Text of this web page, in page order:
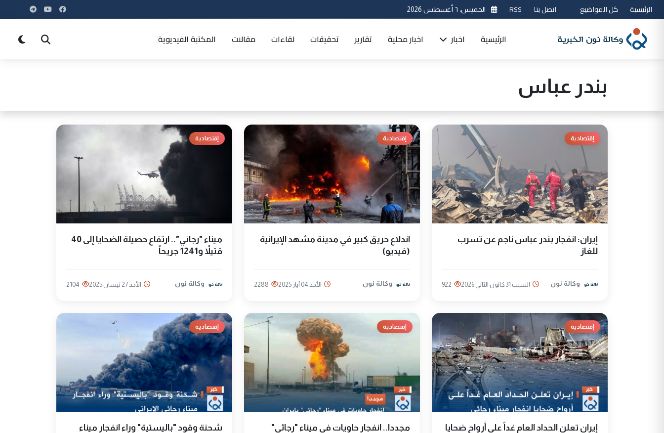
الرئيسية كل المواضيع اتصل بنا RSS الخميس، ٦ أغسطس 2026
الرئيسية اخبار اخبار محلية تقارير تحقيقات لقاءات مقالات المكتبة الفيديوية
بندر عباس
إقتصادية
إيران: انفجار بندر عباس ناجم عن تسرب
للغاز
وكالة نون السبت 31 كانون الثاني 2026 922
إقتصادية
اندلاع حريق كبير في مدينة مشهد الإيرانية
(فيديو)
وكالة نون الأحد 04 آيار 2025 2288
إقتصادية
ميناء "رجائي".. ارتفاع حصيلة الضحايا إلى 40
قتيلاً و1241 جريحاً
وكالة نون الأحد 27 نيسان 2025 2104
إقتصادية
إيران تعلن الحداد العام غداً على أرواح ضحايا
إقتصادية
مجددا.. انفجار حاويات في ميناء "رجائي"
إقتصادية
شحنة وقود "باليستية" وراء انفجار ميناء